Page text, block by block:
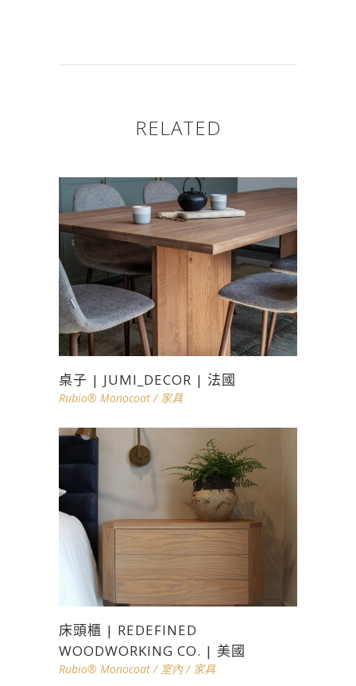
RELATED
桌子 | JUMI_DECOR | 法國
Rubio® Monocoat/ 家具
床頭櫃 | REDEFINED
WOODWORKING CO. | 美國
Rubio® Monocoat/ 室內/ 家具